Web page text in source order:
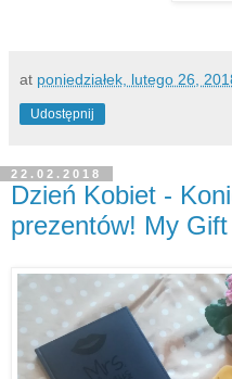
at poniedziałek, lutego 26,
Udostępnij
22.02.2018
Dzień Kobiet -
prezentów! My